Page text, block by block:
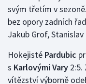
Rychlostní kanoistika
Sportovní střelba
svým třetím v
bez opory zadních
Jakub Grof, Stanislav
Hokejisté Pardubic
s Karlovými Vary 2:5.
vítězství výborně